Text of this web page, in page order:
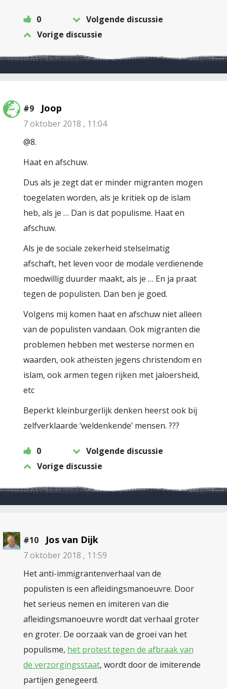
0
Volgende discussie
Vorige discussie
#9 Joop
7 oktober 2018 , 11:04
@8.
Haat en afschuw.
Dus als je zegt dat er minder migranten mogen
toegelaten worden, als je kritiek op de islam
heb, als je … Dan is dat populisme. Haat en
afschuw.
Als je de sociale zekerheid stelselmatig
afschaft, het leven voor de modale verdienende
moedwillig duurder maakt, als je … En ja praat
tegen de populisten. Dan ben je goed.
Volgens mij komen haat en afschuw niet alleen
van de populisten vandaan. Ook migranten die
problemen hebben met westerse normen en
waarden, ook atheïsten jegens christendom en
islam, ook armen tegen rijken met jaloersheid,
etc
Beperkt kleinburgerlijk denken heerst ook bij
zelfverklaarde ‘weldenkende’ mensen. ???
0
Volgende discussie
Vorige discussie
#10 Jos van Dijk
7 oktober 2018 , 11:59
Het anti-immigrantenverhaal van de
populisten is een afleidingsmanoeuvre. Door
het serieus nemen en imiteren van die
afleidingsmanoeuvre wordt dat verhaal groter
en groter. De oorzaak van de groei van het
populisme, het protest tegen de afbraak van
de verzorgingsstaat, wordt door de imiterende
partijen genegeerd.